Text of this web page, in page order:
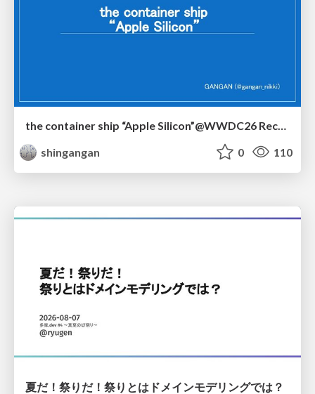
shingangan
0 110
夏だ！祭りだ！祭りとはドメインモデリングでは？